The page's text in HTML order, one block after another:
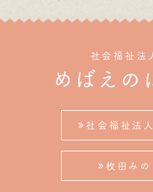
社会福祉法
めばえの
社会福祉法
枚田み